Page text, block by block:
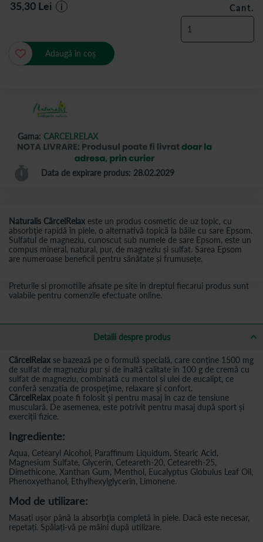
Gama: CARCELRELAX
Data de expirare produs: 28.02.2029
Naturalis CârcelRelax este un produs cosmetic de uz topic, cu
absorbţie rapidă în piele, o alternativă topică la băile cu sare Epsom.
Sulfatul de magneziu, cunoscut sub numele de sare Epsom, este un
compus mineral, natural, pur, de magneziu și sulfat. Sarea Epsom
are numeroase beneficii pentru sănătate și frumusețe.
35,30 Lei i Cant.
Adaugă în coș
Preturile si promotiile afisate pe site in dreptul fiecarui produs sunt
valabile pentru comenzile efectuate online.
Detalii despre produs
CârcelRelax se bazează pe o formulă specială, care conține 1500 mg
de sulfat de magneziu pur și de înaltă calitate în 100 g de cremă cu
sulfat de magneziu, combinată cu mentol și ulei de eucalipt, ce
conferă senzația de prospeţime, relaxare și confort.
CârcelRelax poate fi folosit şi pentru masaj în caz de tensiune
musculară. De asemenea, este potrivit pentru masaj după sport și
exerciții fizice.
Ingrediente:
Aqua, Cetearyl Alcohol, Paraffinum Liquidum, Stearic Acid,
Magnesium Sulfate, Glycerin, Ceteareth-20, Ceteareth-25,
Dimethicone, Xanthan Gum, Menthol, Eucalyptus Globulus Leaf Oil,
Phenoxyethanol, Ethylhexylglycerin, Limonene.
Mod de utilizare:
Masați ușor până la absorbţia completă în piele. Dacă este necesar,
repetați. Spălați-vă pe mâini după utilizare.